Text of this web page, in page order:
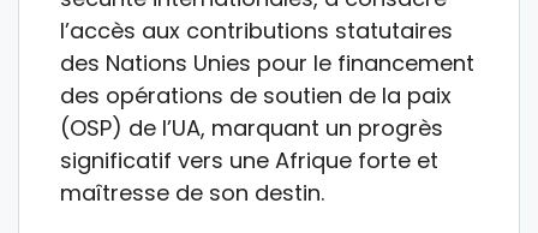
l’accès aux contributions statutaires
des Nations Unies pour le financement
des opérations de soutien de la paix
(OSP) de l’UA, marquant un progrès
significatif vers une Afrique forte et
maîtresse de son destin.